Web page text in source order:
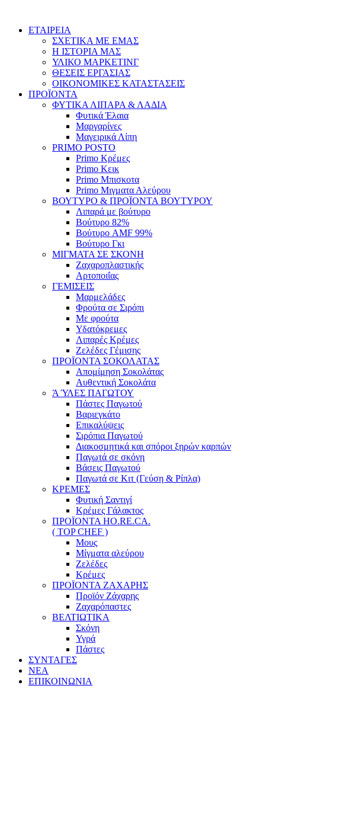
contentΕΤΑΙΡΕΙΑ
ΣΧΕΤΙΚΑ ΜΕ ΕΜΑΣ
Η ΙΣΤΟΡΙΑ ΜΑΣ
ΥΛΙΚΟ ΜΑΡΚΕΤΙΝΓ
ΘΕΣΕΙΣ ΕΡΓΑΣΙΑΣ
ΟΙΚΟΝΟΜΙΚΕΣ ΚΑΤΑΣΤΑΣΕΙΣ
ΠΡΟΪΟΝΤΑ
ΦΥΤΙΚΑ ΛΙΠΑΡΑ & ΛΑΔΙΑ
Φυτικά Έλαια
Μαργαρίνες
Μαγειρικά Λίπη
PRIMO POSTO
Primo Κρέμες
Primo Κεικ
Primo Μπισκοτα
Primo Μιγματα Αλεύρου
ΒΟΥΤΥΡΟ & ΠΡΟΪΟΝΤΑ ΒΟΥΤΥΡΟΥ
Λιπαρά με βούτυρο
Βούτυρο 82%
Βούτυρο AMF 99%
Βούτυρο Γκι
ΜΙΓΜΑΤΑ ΣΕ ΣΚΟΝΗ
Ζαχαροπλαστικής
Αρτοποιΐας
ΓΕΜΙΣΕΙΣ
Μαρμελάδες
Φρούτα σε Σιρόπι
Με φρούτα
Υδατόκρεμες
Λιπαρές Κρέμες
Ζελέδες Γέμισης
ΠΡΟΪΟΝΤΑ ΣΟΚΟΛΑΤΑΣ
Απομίμηση Σοκολάτας
Αυθεντική Σοκολάτα
Ά ΎΛΕΣ ΠΑΓΩΤΟΥ
Πάστες Παγωτού
Βαριεγκάτο
Επικαλύψεις
Σιρόπια Παγωτού
Διακοσμητικά και σπόροι ξηρών καρπών
Παγωτά σε σκόνη
Βάσεις Παγωτού
Παγωτά σε Κιτ (Γεύση & Ρίπλα)
ΚΡΕΜΕΣ
Φυτική Σαντιγί
Κρέμες Γάλακτος
ΠΡΟΪΟΝΤΑ HO.RE.CA.
( TOP CHEF )
Μους
Μίγματα αλεύρου
Ζελέδες
Κρέμες
ΠΡΟΪΟΝΤΑ ΖΑΧΑΡΗΣ
Προϊόν Ζάχαρης
Ζαχαρόπαστες
ΒΕΛΤΙΩΤΙΚΑ
Σκόνη
Υγρά
Πάστες
ΣΥΝΤΑΓΕΣ
ΝΕΑ
ΕΠΙΚΟΙΝΩΝΙΑ